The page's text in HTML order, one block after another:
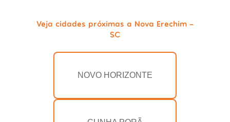
Veja cidades próximas a Nova Erechim -
SC
NOVO HORIZONTE